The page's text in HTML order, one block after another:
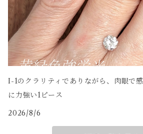
I-1のクラリティでありながら、肉眼で
に力強い1ピース
2026/8/6